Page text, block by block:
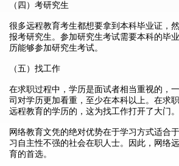
（四）考研究生
很多远程教育考生都想要拿到本科毕业证，
报考研究生。参加研究生考试需要本科的毕
历能够参加研究生考试。
（五）找工作
在求职过程中，学历是面试者相当重视的，
司对学历更加看重，至少在本科以上。在求
远程教育的学历的，这为找工作打开了大门。
网络教育文凭的绝对优势在于学习方式适合
习自主性不强的社会在职人士。因此，网络
育的首选。